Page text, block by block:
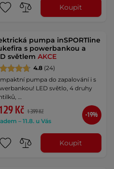
Koupit
pumpa inSPORTline
s powerbankou a
světlemAKCE
4.8 (24)
pumpa do zapalování i s
LED světlo, 4 druhy
…
Kč 1 399 Kč
– 11.8. u Vás
-19%
Koupit